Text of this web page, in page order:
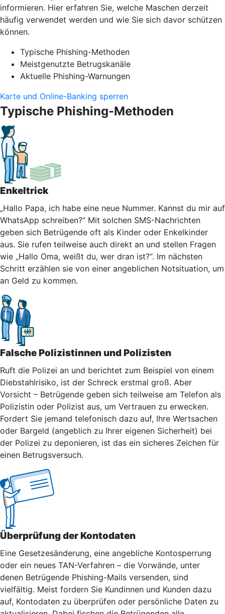
informieren. Hier erfahren Sie, welche Maschen derzeit
häufig verwendet werden und wie Sie sich davor schützen
können.
Typische Phishing-Methoden
Meistgenutzte Betrugskanäle
Aktuelle Phishing-Warnungen
Karte und Online-Banking sperren
Typische Phishing-Methoden
Enkeltrick
„Hallo Papa, ich habe eine neue Nummer. Kannst du mir auf
WhatsApp schreiben?“ Mit solchen SMS-Nachrichten
geben sich Betrügende oft als Kinder oder Enkelkinder
aus. Sie rufen teilweise auch direkt an und stellen Fragen
wie „Hallo Oma, weißt du, wer dran ist?“. Im nächsten
Schritt erzählen sie von einer angeblichen Notsituation, um
an Geld zu kommen.
Falsche Polizistinnen und Polizisten
Ruft die Polizei an und berichtet zum Beispiel von einem
Diebstahlrisiko, ist der Schreck erstmal groß. Aber
Vorsicht – Betrügende geben sich teilweise am Telefon als
Polizistin oder Polizist aus, um Vertrauen zu erwecken.
Fordert Sie jemand telefonisch dazu auf, Ihre Wertsachen
oder Bargeld (angeblich zu Ihrer eigenen Sicherheit) bei
der Polizei zu deponieren, ist das ein sicheres Zeichen für
einen Betrugsversuch.
Überprüfung der Kontodaten
Eine Gesetzesänderung, eine angebliche Kontosperrung
oder ein neues TAN-Verfahren – die Vorwände, unter
denen Betrügende Phishing-Mails versenden, sind
vielfältig. Meist fordern Sie Kundinnen und Kunden dazu
auf, Kontodaten zu überprüfen oder persönliche Daten zu